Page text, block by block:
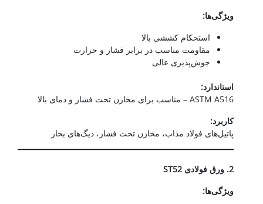
ویژگی‌ها:
استحکام کششی بالا
مقاومت مناسب در برابر فشار و حرارت
جوش‌پذیری عالی
استاندارد:
ASTM A516 – مناسب برای مخازن تحت فشار و دمای بالا
کاربرد:
پاتیل‌های فولاد مذاب، مخازن تحت فشار، دیگ‌های بخار
2. ورق فولادی
ویژگی‌ها: